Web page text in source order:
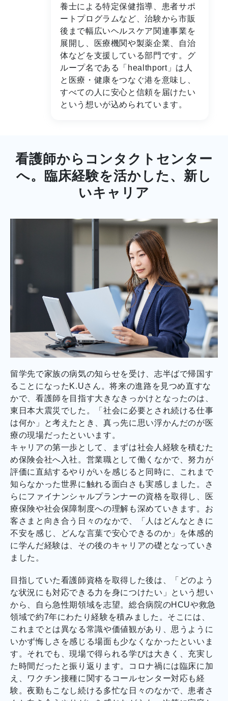
養士による特定保健指導、患者サポ
ートプログラムなど、治験から市販
後まで幅広いヘルスケア関連事業を
展開し、医療機関や製薬企業、自治
体などを支援している部門です。グ
ループ名である「healthport」は人
と医療・健康をつなぐ港を意味し、
すべての人に安心と信頼を届けたい
という想いが込められています。
看護師からコンタクトセンター
へ。臨床経験を活かした、新し
いキャリア
留学先で家族の病気の知らせを受け、志半ばで帰国す
ることになったK.Uさん。将来の進路を見つめ直すな
かで、看護師を目指す大きなきっかけとなったのは、
東日本大震災でした。「社会に必要とされ続ける仕事
は何か」と考えたとき、真っ先に思い浮かんだのが医
療の現場だったといいます。
キャリアの第一歩として、まずは社会人経験を積むた
め保険会社へ入社。営業職として働くなかで、努力が
評価に直結するやりがいを感じると同時に、これまで
知らなかった世界に触れる面白さも実感しました。さ
らにファイナンシャルプランナーの資格を取得し、医
療保険や社会保障制度への理解も深めていきます。お
客さまと向き合う日々のなかで、「人はどんなときに
不安を感じ、どんな言葉で安心できるのか」を体感的
に学んだ経験は、その後のキャリアの礎となっていき
ました。
目指していた看護師資格を取得した後は、「どのよう
な状況にも対応できる力を身につけたい」という想い
から、自ら急性期領域を志望。総合病院のHCUや救急
領域で約7年にわたり経験を積みました。そこには、
これまでとは異なる常識や価値観があり、思うように
いかず悔しさを感じる場面も少なくなかったといいま
す。それでも、現場で得られる学びは大きく、充実し
た時間だったと振り返ります。コロナ禍には臨床に加
え、ワクチン接種に関するコールセンター対応も経
験。夜勤もこなし続ける多忙な日々のなかで、患者さ